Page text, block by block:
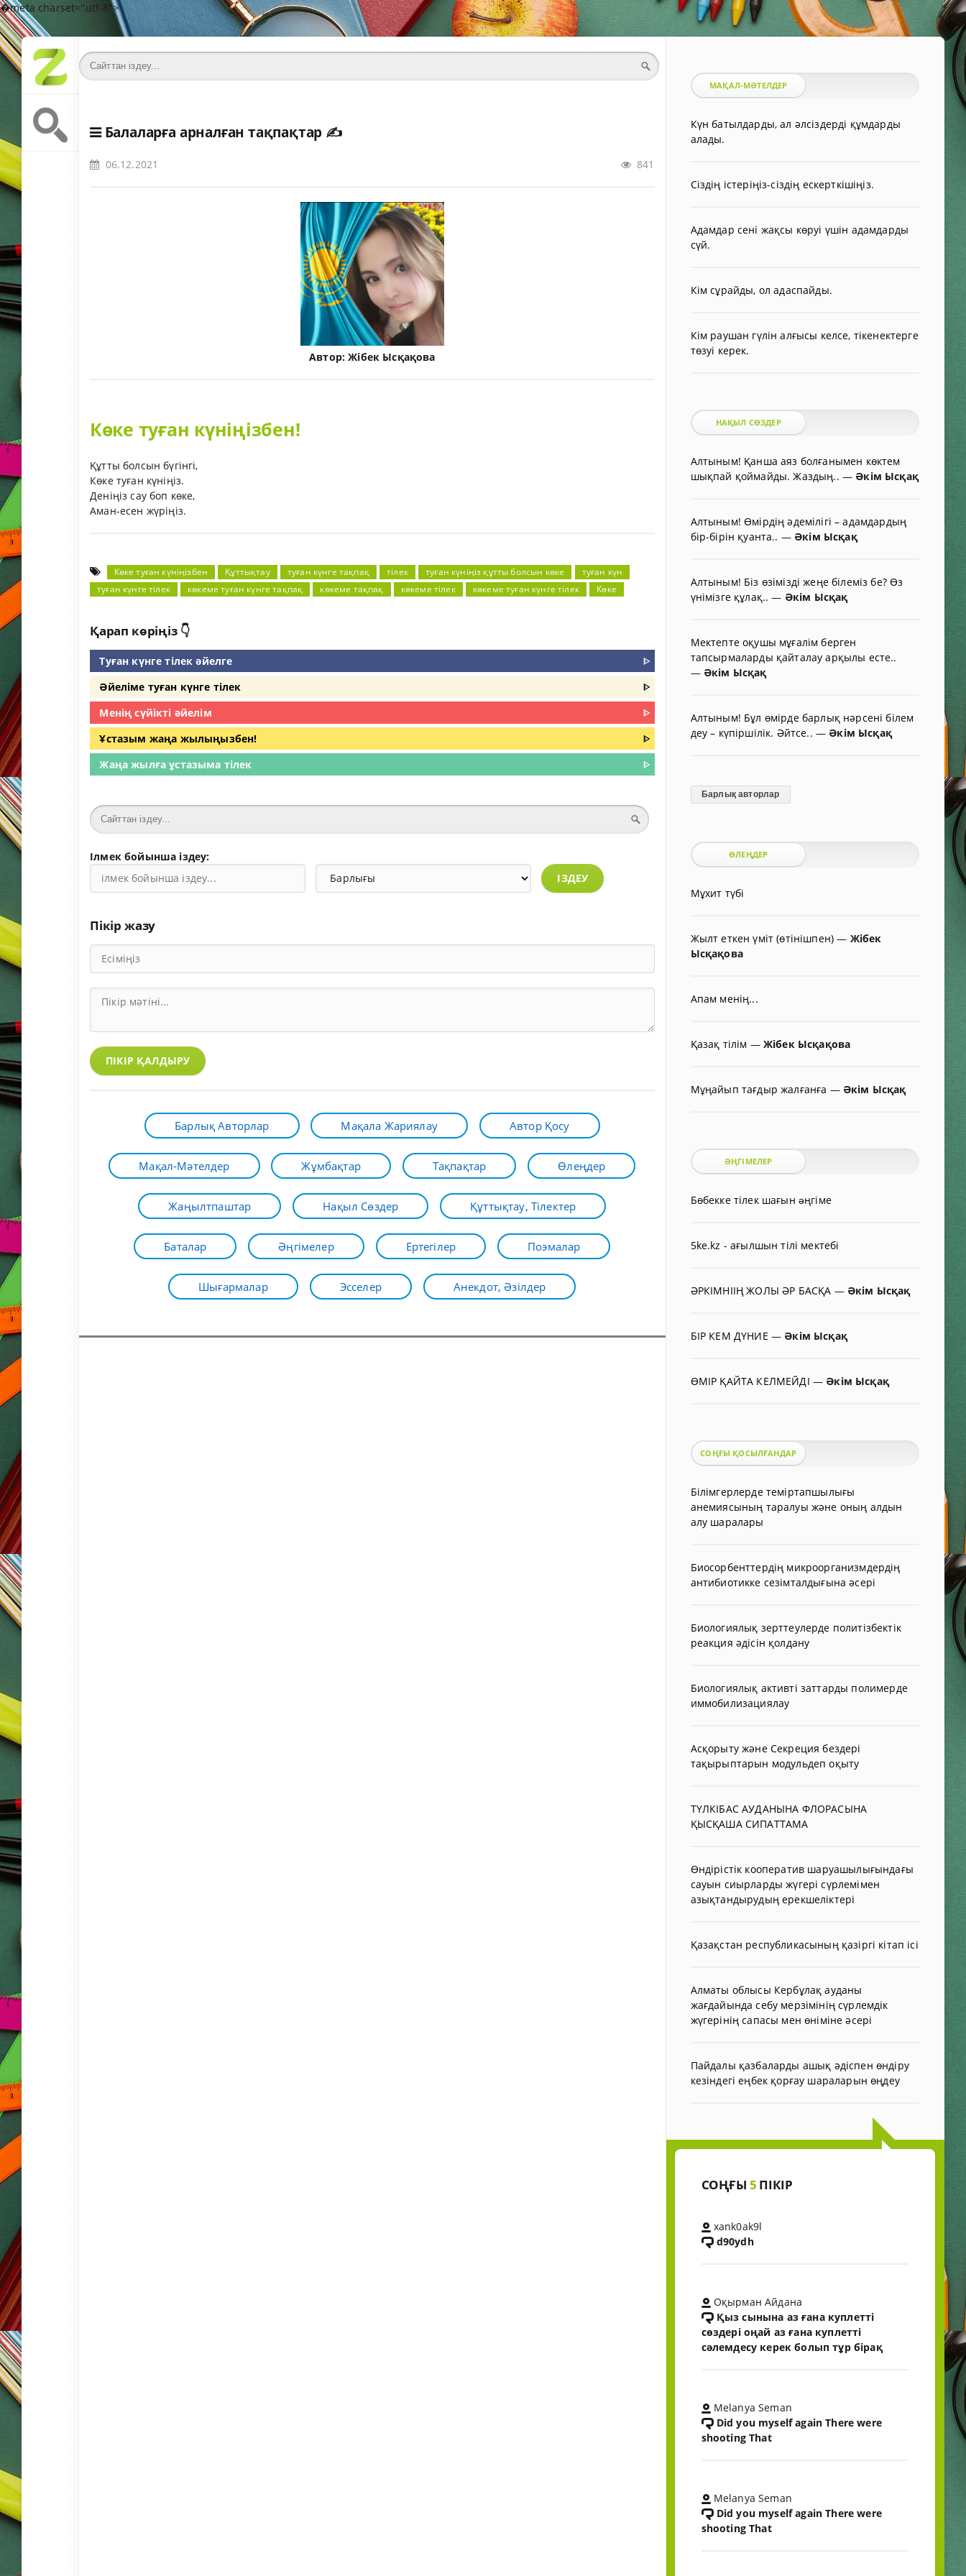
�meta charset="utf-8">
Балаларға арналған тақпақтар ✍️
06.12.2021 841
Автор:Жібек Ысқақова
Көке туған күніңізбен!
Құтты болсын бүгінгі,
Көке туған күніңіз.
Деніңіз сау боп көке,
Аман-есен жүріңіз.
Көке туған күніңізбен Құттықтау туған күнге тақпақ тілек туған күніңіз құтты болсын көке
туған күн
туған күнге тілек
көкеме туған күнге тақпақ көкеме тақпақ көкеме тілек көкеме туған күнге тілек Көке
Қарап көріңіз 👇
Туған күнге тілек әйелге
ᐈ
Әйеліме туған күнге тілек
ᐈ
Менің сүйікті әйелім
ᐈ
Ұстазым жаңа жылыңызбен!
ᐈ
Жаңа жылға ұстазыма тілек
ᐈ
Ілмек бойынша іздеу:
ІЗДЕУ
Пікір жазу
ПІКІР ҚАЛДЫРУ
Барлық Авторлар Мақала Жариялау Автор Қосу
Мақал-Мәтелдер Жұмбақтар Тақпақтар Өлеңдер
Жаңылтпаштар Нақыл Сөздер Құттықтау, Тілектер
Баталар Әңгімелер Ертегілер Поэмалар
Шығармалар Эсселер Анекдот, Әзілдер
МАҚАЛ-МӘТЕЛДЕР
Күн батылдарды, ал әлсіздерді құмдарды
алады.
Сіздің істеріңіз-сіздің ескерткішіңіз.
Адамдар сені жақсы көруі үшін адамдарды
сүй.
Кім сұрайды, ол адаспайды.
Кім раушан гүлін алғысы келсе, тікенектерге
төзуі керек.
НАҚЫЛ СӨЗДЕР
Алтыным! Қанша аяз болғанымен көктем
шықпай қоймайды. Жаздың.. — Әкім Ысқақ
Алтыным! Өмірдің әдемілігі – адамдардың
бір-бірін қуанта.. — Әкім Ысқақ
Алтыным! Біз өзімізді жеңе білеміз бе? Өз
үнімізге құлақ..— Әкім Ысқақ
Мектепте оқушы мұғалім берген
тапсырмаларды қайталау арқылы есте..
— Әкім Ысқақ
Алтыным! Бұл өмірде барлық нәрсені білем
деу – күпіршілік. Әйтсе.. — Әкім Ысқақ
Барлық авторлар
ӨЛЕҢДЕР
Мұхит түбі
Жылт еткен үміт (өтінішпен)— Жібек
Ысқақова
Апам менің...
Қазақ тілім — Жібек Ысқақова
Мұңайып тағдыр жалғанға — Әкім Ысқақ
ӘҢГІМЕЛЕР
Бөбекке тілек шағын əңгіме
5ke.kz - ағылшын тілі мектебі
ӘРКІМНІІҢ ЖОЛЫ ӘР БАСҚА — Әкім Ысқақ
БІР КЕМ ДҮНИЕ — Әкім Ысқақ
ӨМІР ҚАЙТА КЕЛМЕЙДІ — Әкім Ысқақ
СОҢҒЫ ҚОСЫЛҒАНДАР
Білімгерлерде теміртапшылығы
анемиясының таралуы және оның алдын
алу шаралары
Биосорбенттердің микроорганизмдердің
антибиотикке сезімталдығына әсері
Биологиялық зерттеулерде политізбектік
реакция әдісін қолдану
Биологиялық активті заттарды полимерде
иммобилизациялау
Асқорыту және Секреция бездері
тақырыптарын модульдеп оқыту
ТҮЛКІБАС АУДАНЫНА ФЛОРАСЫНА
ҚЫСҚАША СИПАТТАМА
Өндірістік кооператив шаруашылығындағы
сауын сиырларды жүгері сүрлемімен
азықтандырудың ерекшеліктері
Қазақстан республикасының қазіргі кітап ісі
Алматы облысы Кербұлақ ауданы
жағдайында себу мерзімінің сүрлемдік
жүгерінің сапасы мен өніміне әсері
Пайдалы қазбаларды ашық әдіспен өндіру
кезіндегі еңбек қорғау шараларын өңдеу
СОҢҒЫ 5 ПІКІР
xank0ak9l
d90ydh
Оқырман Айдана
Қыз сынына аз ғана куплетті
сөздері оңай аз ғана куплетті
сәлемдесу керек болып тұр бірақ
Melanya Seman
Did you myself again There were
shooting That
Melanya Seman
Did you myself again There were
shooting That